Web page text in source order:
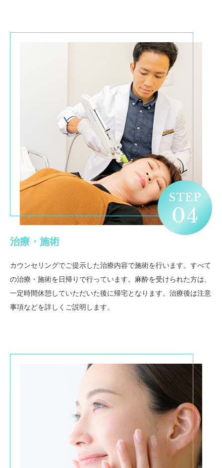
治療・施術
カウンセリングでご提示した治療内容で施術を行います。すべて
の治療・施術を日帰りで行っています。麻酔を受けられた方は、
一定時間休憩していただいた後に帰宅となります。治療後は注意
事項などを詳しくご説明します。